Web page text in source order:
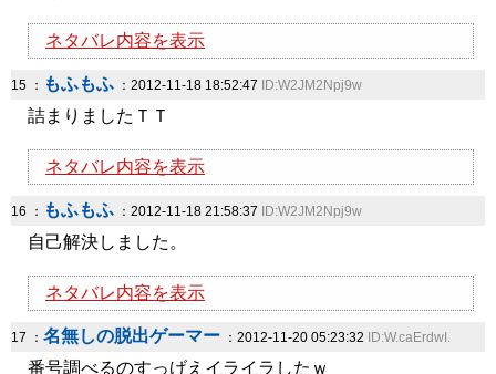
ネタバレ内容を表示
15 ： もふもふ ：2012-11-18 18:52:47 ID:W2JM2Npj9w
詰まりましたＴＴ
ネタバレ内容を表示
16 ： もふもふ ：2012-11-18 21:58:37 ID:W2JM2Npj9w
自己解決しました。
ネタバレ内容を表示
17 ： 名無しの脱出ゲーマー ：2012-11-20 05:23:32 ID:W.caErdwI.
番号調べるのすっげえイライラしたｗ